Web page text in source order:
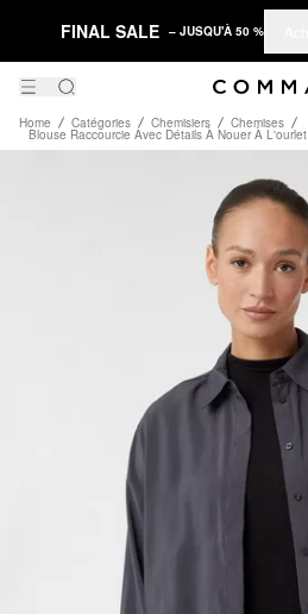
FINAL SALE – JUSQU'À 50 %
Home Catégories Chemisiers Chemises
Blouse Raccourcie Avec Détails À Nouer À L'ourlet